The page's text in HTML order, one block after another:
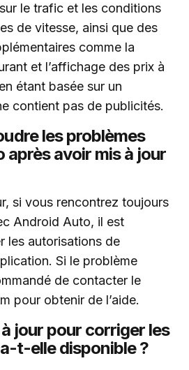
le trafic et les conditions
de vitesse, ainsi que des
comme la
et l’affichage des prix à
étant basée sur un
contient pas de publicités.
les problèmes
après avoir mis à jour
si vous rencontrez toujours
Android Auto, il est
les autorisations de
Si le problème
de contacter le
pour obtenir de l’aide.
jour pour corriger les
t-elle disponible ?